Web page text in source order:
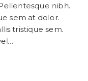
nibh.
sem at dolor.
tristique sem.